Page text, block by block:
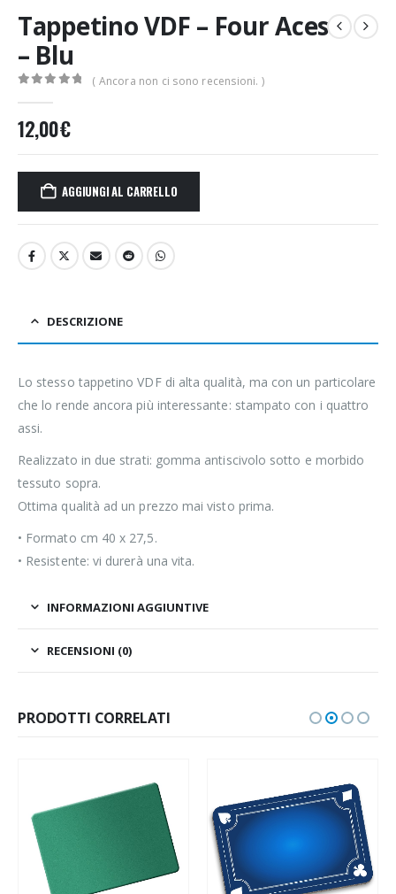
Tappetino VDF – Four Aces
– Blu
( Ancora non ci sono recensioni. )
12,00€
AGGIUNGI AL CARRELLO
DESCRIZIONE
Lo stesso tappetino VDF di alta qualità, ma con un particolare
che lo rende ancora più interessante: stampato con i quattro
assi.
Realizzato in due strati: gomma antiscivolo sotto e morbido
tessuto sopra.
Ottima qualità ad un prezzo mai visto prima.
• Formato cm 40 x 27,5.
• Resistente: vi durerà una vita.
INFORMAZIONI AGGIUNTIVE
RECENSIONI (0)
PRODOTTI CORRELATI